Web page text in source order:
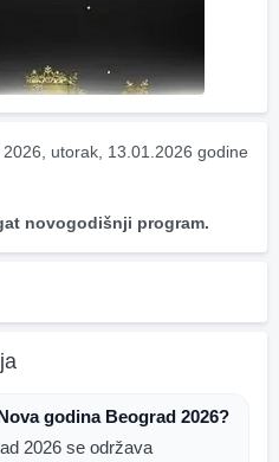
utorak, 13.01.2026 godine
novogodišnji program.
godina Beograd 2026?
2026 se održava